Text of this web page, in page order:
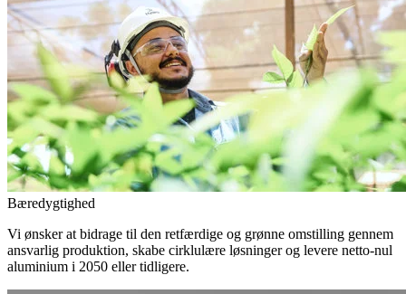
Bæredygtighed
Vi ønsker at bidrage til den retfærdige og grønne omstilling gennem
ansvarlig produktion, skabe cirklulære løsninger og levere netto-nul
aluminium i 2050 eller tidligere.